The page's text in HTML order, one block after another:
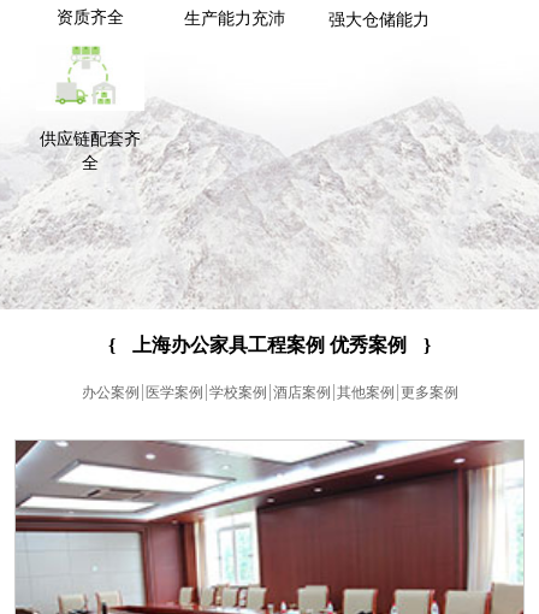
资质齐全 生产能力充沛 强大仓储能力
供应链配套齐
全
{ 上海办公家具工程案例 优秀案例 }
办公案例 医学案例 学校案例 酒店案例 其他案例 更多案例